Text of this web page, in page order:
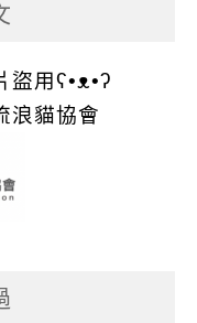
盜用ʕ•ᴥ•ʔ
浪貓協會